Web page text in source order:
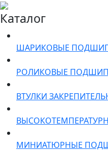
Каталог
ШАРИКОВЫЕ
РОЛИКОВЫЕ
ВТУЛКИ
МИНИАТЮРНЫЕ